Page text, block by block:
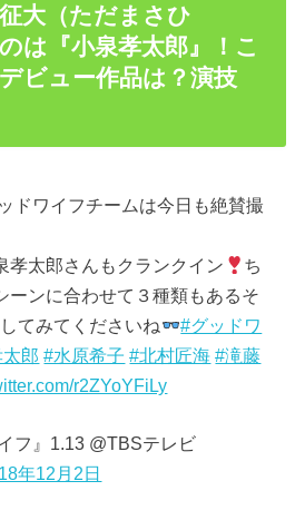
大（ただまさひ
は『小泉孝太郎』！こ
ビュー作品は？演技
ドワイフチームは今日も絶賛撮
孝太郎さんもクランクイン
ち
ーンに合わせて３種類もあるそ
てみてくださいね
#グッドワ
郎 #水原希子 #北村匠海 #滝藤
r2ZYoYFiLy
フ』1.13 @TBSテレビ
年12月2日